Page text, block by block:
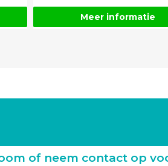
Meer informatie
of neem contact op